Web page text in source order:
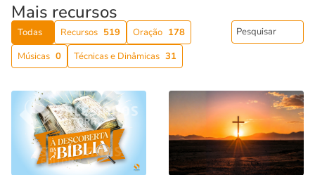
Mais recursos
Todas Recursos 519 Oração 178
Músicas 0 Técnicas e Dinâmicas 31